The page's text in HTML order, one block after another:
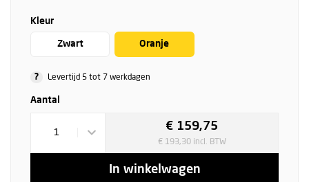
Kleur
Zwart Oranje
? Levertijd 5 tot 7 werkdagen
Aantal
1
€ 159,75
€ 193,30 incl. BTW
In winkelwagen